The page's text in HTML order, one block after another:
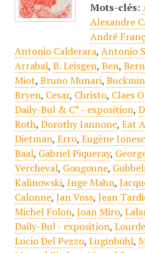
Mots-clés:
Alexandre
André
Antonio Calderara, Antonio
Arrabal, B. Leisgen, Ben,
Miot, Bruno Munari,
Bryen, Cesar, Christo, Claes
Daily-Bul & C° - exposition,
Roth, Dorothy Iannone, Eat
Dietman, Erro, Eugène
Baal, Gabriel Piqueray,
Vercheval, Gougoune,
Kalinowski, Inge Mahn,
Calonne, Jan Voss, Jean
Michel Folon, Joan Miro,
Daily-Bul - exposition,
Lucio Del Pezzo, Luginbühl,